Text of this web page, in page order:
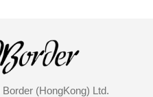
(HongKong) Ltd.